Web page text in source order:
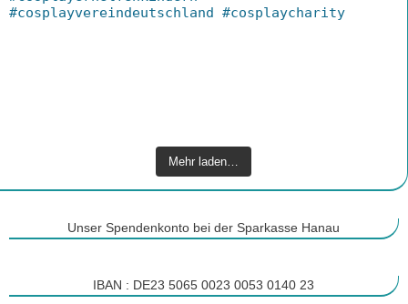
Mehr laden…
Unser Spendenkonto bei der Sparkasse Hanau
IBAN : DE23 5065 0023 0053 0140 23